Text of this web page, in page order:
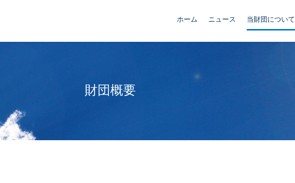
ホーム ニュース 当財団について
財団概要